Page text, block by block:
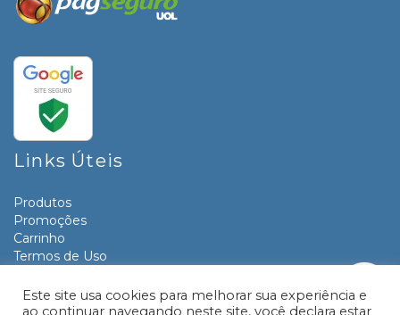
Links Úteis
Produtos
Promoções
Carrinho
Termos de Uso
Contato
Este site usa cookies para melhorar sua experiência e
ao continuar navegando neste site, você declara estar